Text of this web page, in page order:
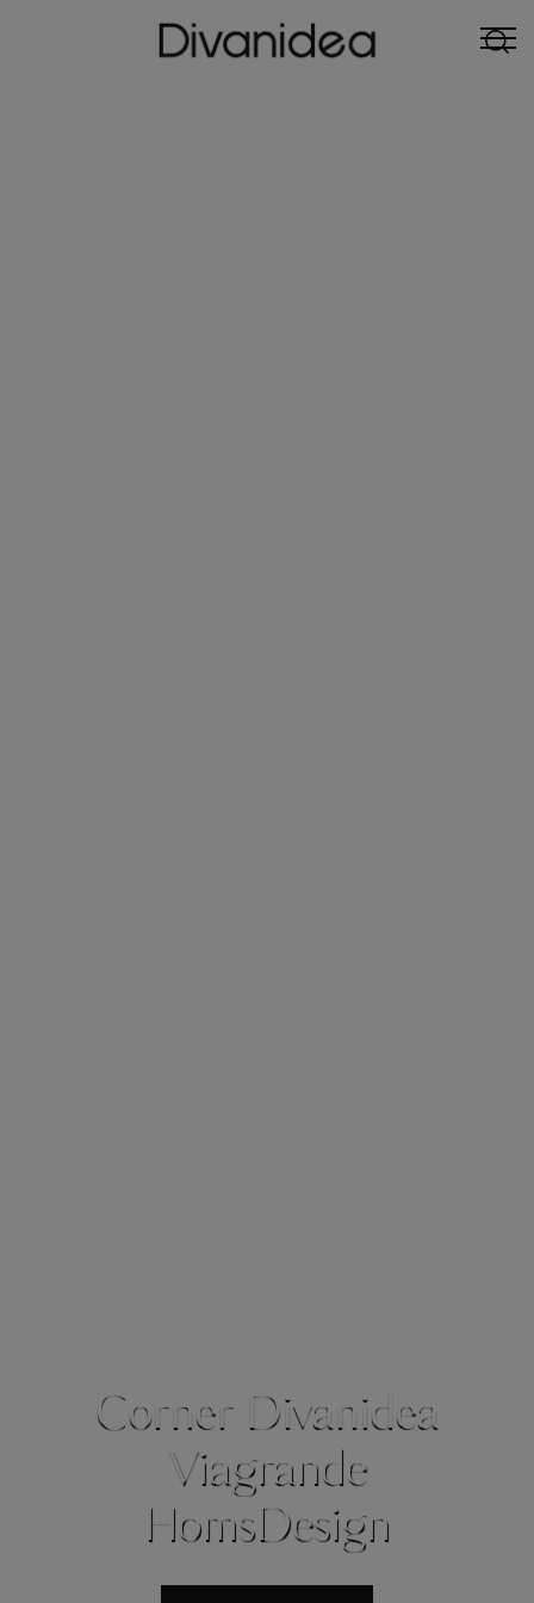
Corner Divanidea
Viagrande
HomsDesign